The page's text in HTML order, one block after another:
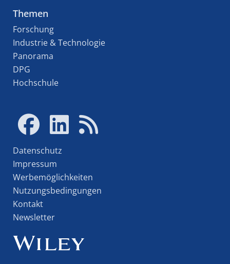
Themen
Forschung
Industrie & Technologie
Panorama
DPG
Hochschule
Datenschutz
Impressum
Werbemöglichkeiten
Nutzungsbedingungen
Kontakt
Newsletter